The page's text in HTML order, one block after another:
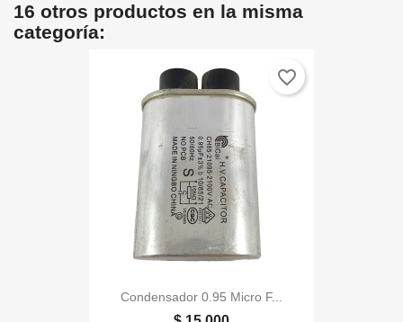
16 otros productos en la misma
categoría:
Condensador 0.95 Micro F...
favorite_border